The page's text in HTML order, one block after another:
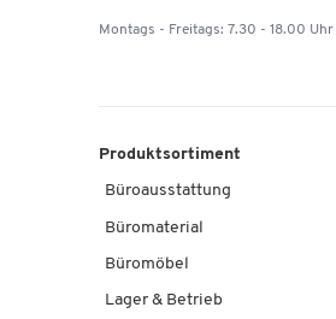
Montags - Freitags: 7.30 - 18.00 Uhr
Produktsortiment
Büroausstattung
Büromaterial
Büromöbel
Lager & Betrieb